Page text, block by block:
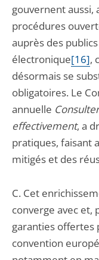
gouvernent aussi,
procédures
auprès des
électronique[16],
désormais se
obligatoires. Le
annuelle
effectivement, a
pratiques, faisant
mitigés et des
C. Cet
converge avec et,
garanties offertes
convention